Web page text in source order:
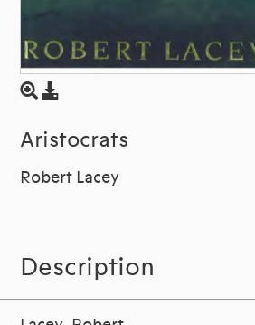
Aristocrats
Robert Lacey
Description